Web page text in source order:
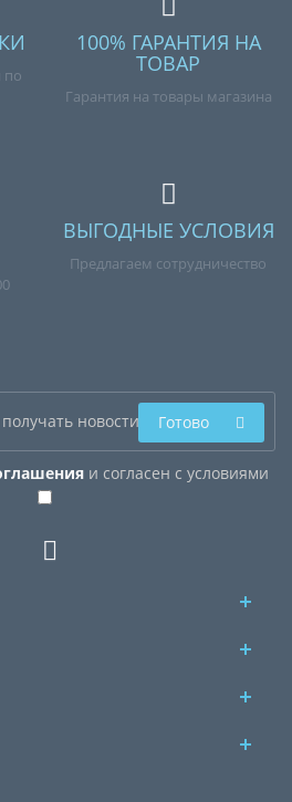
по
100% ГАРАНТИЯ НА
ТОВАР
Гарантия на товары магазина
ВЫГОДНЫЕ УСЛОВИЯ
Предлагаем сотрудничество
и согласен с условиями
Готово